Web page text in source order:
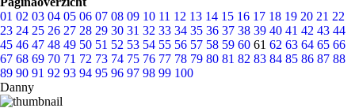
01 02 03 04 05 06 07 08 09 10 11 12 13 14 15 16 17 18 19 20 21 22
23 24 25 26 27 28 29 30 31 32 33 34 35 36 37 38 39 40 41 42 43 44
45 46 47 48 49 50 51 52 53 54 55 56 57 58 59 60 61 62 63 64 65 66
67 68 69 70 71 72 73 74 75 76 77 78 79 80 81 82 83 84 85 86 87 88
89 90 91 92 93 94 95 96 97 98 99 100
Danny